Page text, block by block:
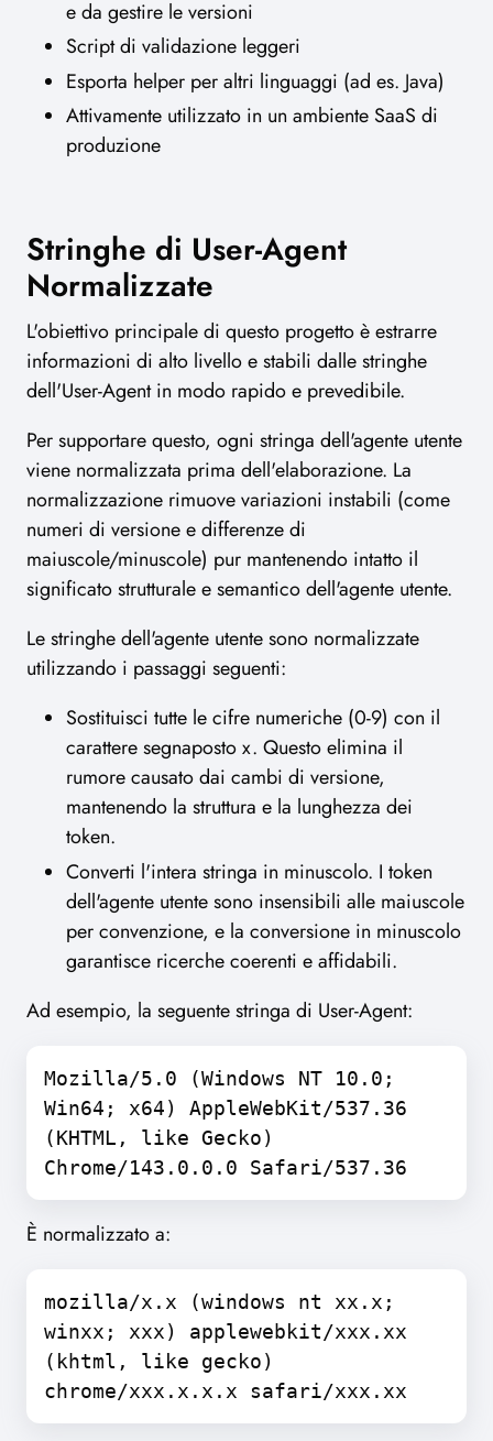
e da gestire le versioni
Script di validazione leggeri
Esporta helper per altri linguaggi (ad es. Java)
Attivamente utilizzato in un ambiente SaaS di
produzione
Stringhe di User-Agent
Normalizzate
L'obiettivo principale di questo progetto è estrarre
informazioni di alto livello e stabili dalle stringhe
dell'User-Agent in modo rapido e prevedibile.
Per supportare questo, ogni stringa dell'agente utente
viene normalizzata prima dell'elaborazione. La
normalizzazione rimuove variazioni instabili (come
numeri di versione e differenze di
maiuscole/minuscole) pur mantenendo intatto il
significato strutturale e semantico dell'agente utente.
Le stringhe dell'agente utente sono normalizzate
utilizzando i passaggi seguenti:
Sostituisci tutte le cifre numeriche (0-9) con il
carattere segnaposto x. Questo elimina il
rumore causato dai cambi di versione,
mantenendo la struttura e la lunghezza dei
token.
Converti l'intera stringa in minuscolo. I token
dell'agente utente sono insensibili alle maiuscole
per convenzione, e la conversione in minuscolo
garantisce ricerche coerenti e affidabili.
Ad esempio, la seguente stringa di User-Agent:
Mozilla/5.0 (Windows NT 10.0;
Win64; x64) AppleWebKit/537.36
(KHTML, like Gecko)
Chrome/143.0.0.0 Safari/537.36
È normalizzato a:
mozilla/x.x (windows nt xx.x;
winxx; xxx) applewebkit/xxx.xx
(khtml, like gecko)
chrome/xxx.x.x.x safari/xxx.xx